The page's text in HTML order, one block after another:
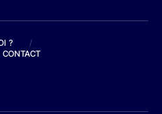
?
/
CONTACT